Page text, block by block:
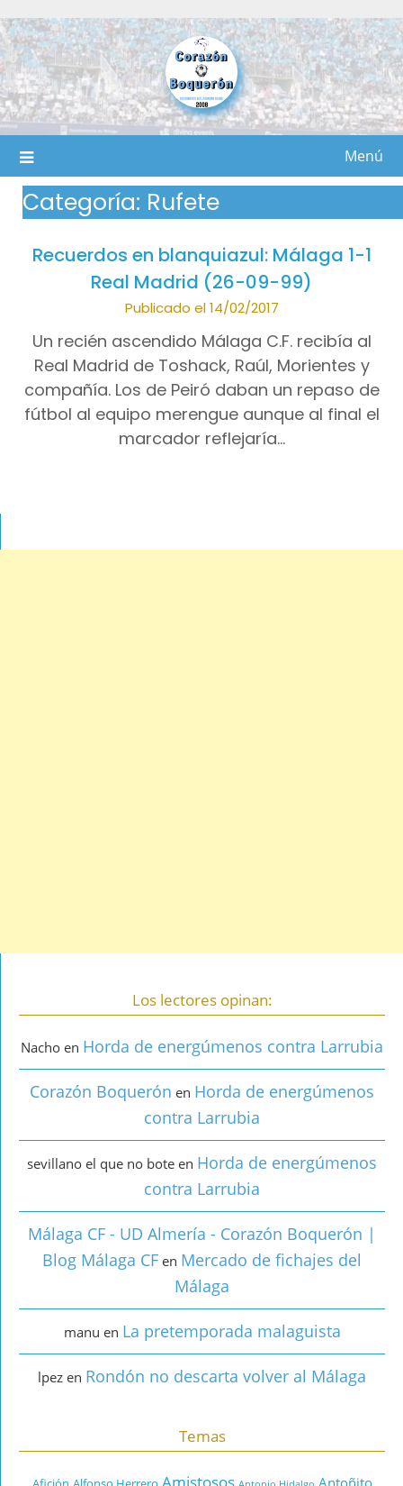
al
contenido
Menú
Categoría: Rufete
Recuerdos en blanquiazul: Málaga 1-1
Real Madrid (26-09-99)
Publicado el 14/02/2017
Un recién ascendido Málaga C.F. recibía al
Real Madrid de Toshack, Raúl, Morientes y
compañía. Los de Peiró daban un repaso de
fútbol al equipo merengue aunque al final el
marcador reflejaría…
Los lectores opinan:
Nacho en Horda de energúmenos contra Larrubia
Corazón Boquerón en Horda de energúmenos
contra Larrubia
sevillano el que no bote en Horda de energúmenos
contra Larrubia
Málaga CF - UD Almería - Corazón Boquerón |
Blog Málaga CF en Mercado de fichajes del
Málaga
manu en La pretemporada malaguista
lpez en Rondón no descarta volver al Málaga
Temas